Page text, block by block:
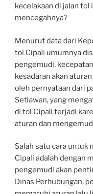
kecelakaan di jalan tol
mencegahnya?
Menurut data dari
tol Cipali umumnya
pengemudi,
kesadaran akan
oleh pernyataan dari
Setiawan, yang
di tol Cipali terjadi
aturan dan
Salah satu cara untuk
Cipali adalah dengan
pengemudi akan
Dinas Perhubungan,